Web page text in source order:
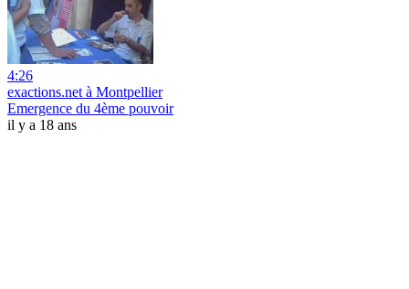
4:26
exactions.net à Montpellier
Emergence du 4ème pouvoir
il y a 18 ans